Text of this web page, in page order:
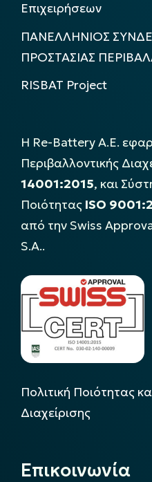
Επιχειρήσεων
ΠΑΝΕΛΛΗΝΙΟΣ
ΠΡΟΣΤΑΣΙΑΣ
RISBAT Project
Η Re-Battery Α.Ε.
Περιβαλλοντικής
14001:2015, και
Ποιότητας ISO
από την Swiss
S.A..
Πολιτική Ποιότητας
Διαχείρισης
Επικοινωνία